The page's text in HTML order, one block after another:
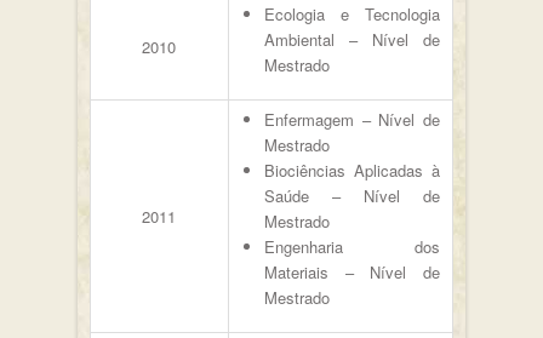
2010
Ecologia e Tecnologia
Ambiental – Nível de
Mestrado
2011
Enfermagem – Nível de
Mestrado
Biociências Aplicadas à
Saúde – Nível de
Mestrado
Engenharia dos
Materiais – Nível de
Mestrado